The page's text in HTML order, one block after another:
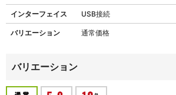
インターフェイス USB接続
バリエーション 通常価格
バリエーション